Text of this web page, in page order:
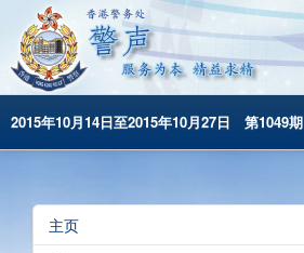
2015年10月14日至2015年10月27日 第1049期
昔日警声
主页